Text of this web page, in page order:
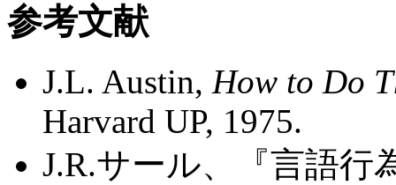
参考文献
J.L. Austin, How to Do
Harvard UP, 1975.
J.R.サール、『言語行